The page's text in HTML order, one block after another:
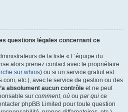
questions légales concernant ce
de la liste « L’équipe du
alors prenez contact avec le propriétaire
sur whois) ou si un service gratuit est
etc.), avec le service de gestion ou des
absolument aucun contrôle et ne peut
sur comment, où ou par qui ce
phpBB Limited pour toute question